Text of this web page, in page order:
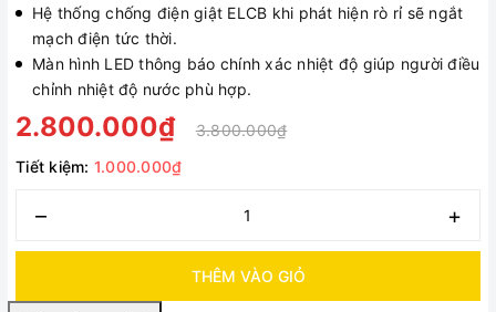
Hệ thống chống điện giật ELCB khi phát hiện rò rỉ sẽ ngắt
mạch điện tức thời.
Màn hình LED thông báo chính xác nhiệt độ giúp người điều
chỉnh nhiệt độ nước phù hợp.
2.800.000₫
3.800.000₫
Tiết kiệm: 1.000.000₫
– +
THÊM VÀO GIỎ